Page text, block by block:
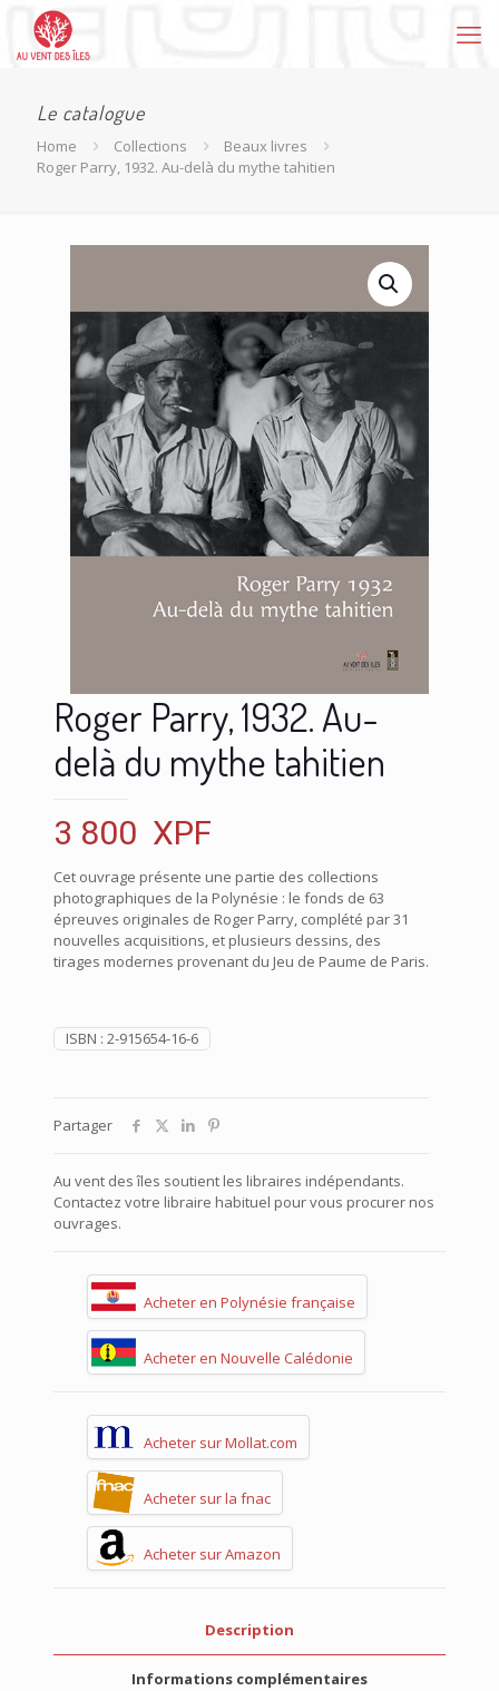
Le catalogue
Home Collections
Beaux livres
Roger Parry, 1932. Au-delà du mythe tahitien
Roger Parry, 1932. Au-
delà du mythe tahitien
3 800 XPF
Cet ouvrage présente une partie des collections
photographiques de la Polynésie : le fonds de 63
épreuves originales de Roger Parry, complété par 31
nouvelles acquisitions, et plusieurs dessins, des
tirages modernes provenant du Jeu de Paume de Paris.
ISBN : 2-915654-16-6
Partager
Au vent des îles soutient les libraires indépendants.
Contactez votre libraire habituel pour vous procurer nos
ouvrages.
Acheter en Polynésie française
Acheter en Nouvelle Calédonie
Acheter sur Mollat.com
Acheter sur la fnac
Acheter sur Amazon
Description
Informations complémentaires